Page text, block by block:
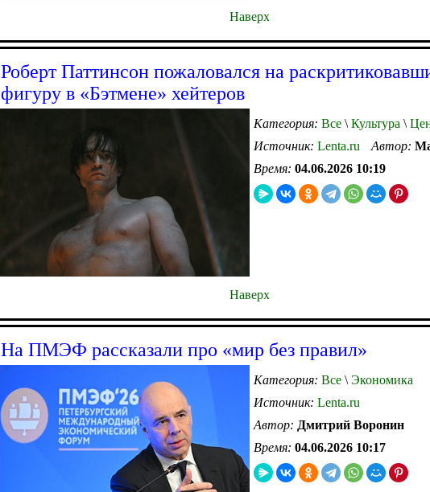
Наверх
Роберт Паттинсон пожаловался на
фигуру в «Бэтмене» хейтеров
Категория: Все \ Культура \
Источник: Lenta.ru Автор:
Время: 04.06.2026 10:19
Наверх
На ПМЭФ рассказали про «мир без правил»
Категория: Все \ Экономика
Источник: Lenta.ru
Автор: Дмитрий Воронин
Время: 04.06.2026 10:17